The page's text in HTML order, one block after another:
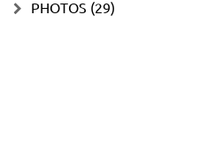
PHOTOS (29)